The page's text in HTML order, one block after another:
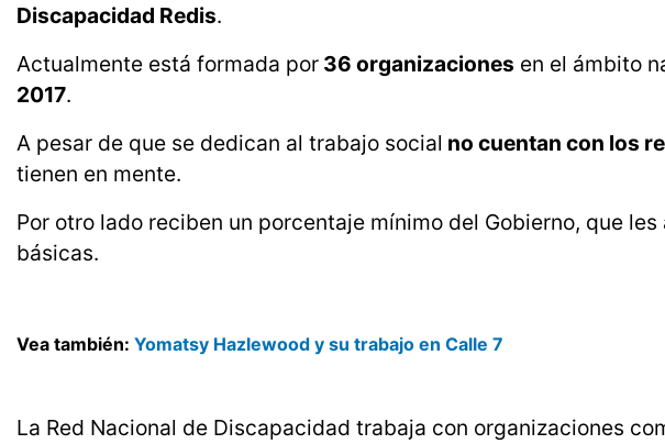
Discapacidad Redis.
Actualmente está formada por 36 organizaciones en el ámbito
2017.
A pesar de que se dedican al trabajo social no cuentan con los
tienen en mente.
Por otro lado reciben un porcentaje mínimo del Gobierno, que
básicas.
Vea también: Yomatsy Hazlewood y su trabajo en Calle 7
La Red Nacional de Discapacidad trabaja con organizaciones